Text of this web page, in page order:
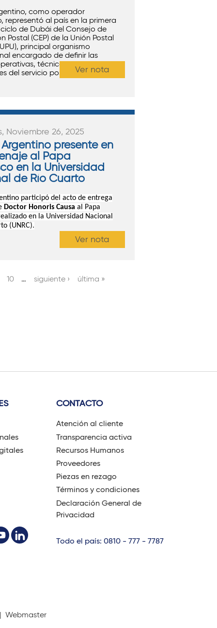
como operador
representó al país en la primera
de Dubái del Consejo de
Postal (CEP) de la Unión Postal
principal organismo
encargado de definir las
técnicas, económicas y
del servicio postal a nivel global.
Ver nota
Noviembre 26, 2025
presente en
al Papa
en la Universidad
de Río Cuarto
participó del acto de entrega
Doctor Honoris Causa al Papa
en la Universidad Nacional
(UNRC).
Ver nota
10 … siguiente › última »
CONTACTO
Atención al cliente
Transparencia activa
Recursos Humanos
Proveedores
Piezas en rezago
Términos y condiciones
Declaración General de
Privacidad
Todo el país: 0810 - 777 - 7787
Webmaster